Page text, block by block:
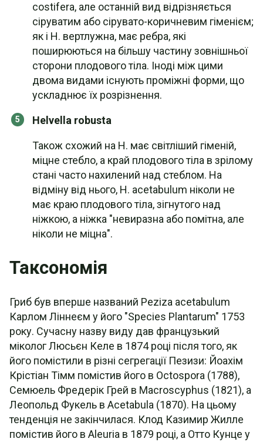
costifera, але останній вид відрізняється
сіруватим або сірувато-коричневим гіменієм;
як і H. вертлужна, має ребра, які
поширюються на більшу частину зовнішньої
сторони плодового тіла. Іноді між цими
двома видами існують проміжні форми, що
ускладнює їх розрізнення.
Helvella robusta
Також схожий на H. має світліший гіменій,
міцне стебло, а край плодового тіла в зрілому
стані часто нахилений над стеблом. На
відміну від нього, H. acetabulum ніколи не
має краю плодового тіла, зігнутого над
ніжкою, а ніжка "невиразна або помітна, але
ніколи не міцна".
Таксономія
Гриб був вперше названий Peziza acetabulum
Карлом Ліннеєм у його "Species Plantarum" 1753
року. Сучасну назву виду дав французький
міколог Люсьєн Келе в 1874 році після того, як
його помістили в різні сегрегації Пезизи: Йоахім
Крістіан Тімм помістив його в Octospora (1788),
Семюель Фредерік Грей в Macroscyphus (1821), а
Леопольд Фукель в Acetabula (1870). На цьому
тенденція не закінчилася. Клод Казимир Жилле
помістив його в Aleuria в 1879 році, а Отто Кунце у